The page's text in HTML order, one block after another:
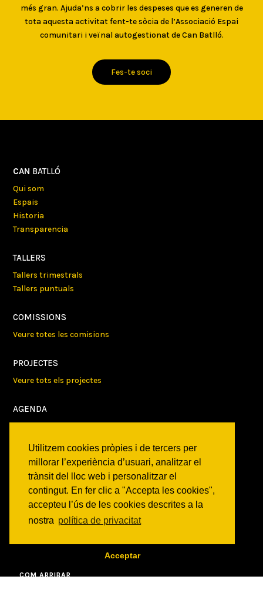
Utilitzem cookies pròpies i de tercers per
millorar l’experiència d’usuari, analitzar el
trànsit del lloc web i personalitzar el
contingut. En fer clic a "Accepta les cookies",
accepteu l’ús de les cookies descrites a la
nostra política de privacitat
Acceptar
més gran. Ajuda’ns a cobrir les despeses que es generen de
tota aquesta activitat fent-te sòcia de l’Associació Espai
comunitari i veïnal autogestionat de Can Batlló.
Fes-te soci
CAN BATLLÓ
Qui som
Espais
Historia
Transparencia
TALLERS
Tallers trimestrals
Tallers puntuals
COMISSIONS
Veure totes les comisions
PROJECTES
Veure tots els projectes
AGENDA
NOTICIES
Activitats
Comunicats
c/ Constitució 19
COM ARRIBAR